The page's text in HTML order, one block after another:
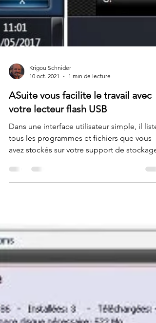
Krigou Schnider
10 oct. 2021
1 min de lecture
ASuite vous facilite le travail avec
votre lecteur flash USB
Dans une interface utilisateur simple, il liste
tous les programmes et fichiers que vous